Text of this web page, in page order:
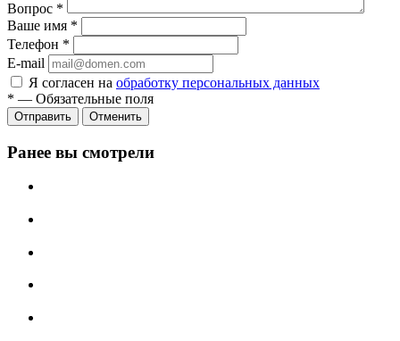
Вопрос *
Ваше имя *
Телефон *
E-mail
Я согласен на обработку персональных данных
* — Обязательные поля
Отменить
Ранее вы смотрели